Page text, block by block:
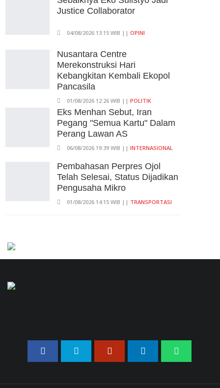
06/08/2026 12:28 WIB ||HUKUM
KPK Ungkap Pejabat
Dollar Singapura Dari Bupati
Kuansing
05/08/2026 20:37 WIB ||HUKUM
Justice Collaborator
04/08/2026 13:15 WIB || OPINI
Nusantara Centre
Merekonstruksi Hari
Kebangkitan Kembali Ekopol
Pancasila
01/08/2026 12:26 WIB || POLITIK
Eks Menhan Sebut, Iran
Pegang "Semua Kartu" Dalam
Perang Lawan AS
06/08/2026 19:39 WIB || INTERNASIONAL
Pembahasan Perpres Ojol
Telah Selesai, Status Dijadikan
Pengusaha Mikro
01/08/2026 14:15 WIB || TRANSPORTASI
Simposium Nasional Nusantara
Centre Hasilkan Maklumat
Merdeka Barat